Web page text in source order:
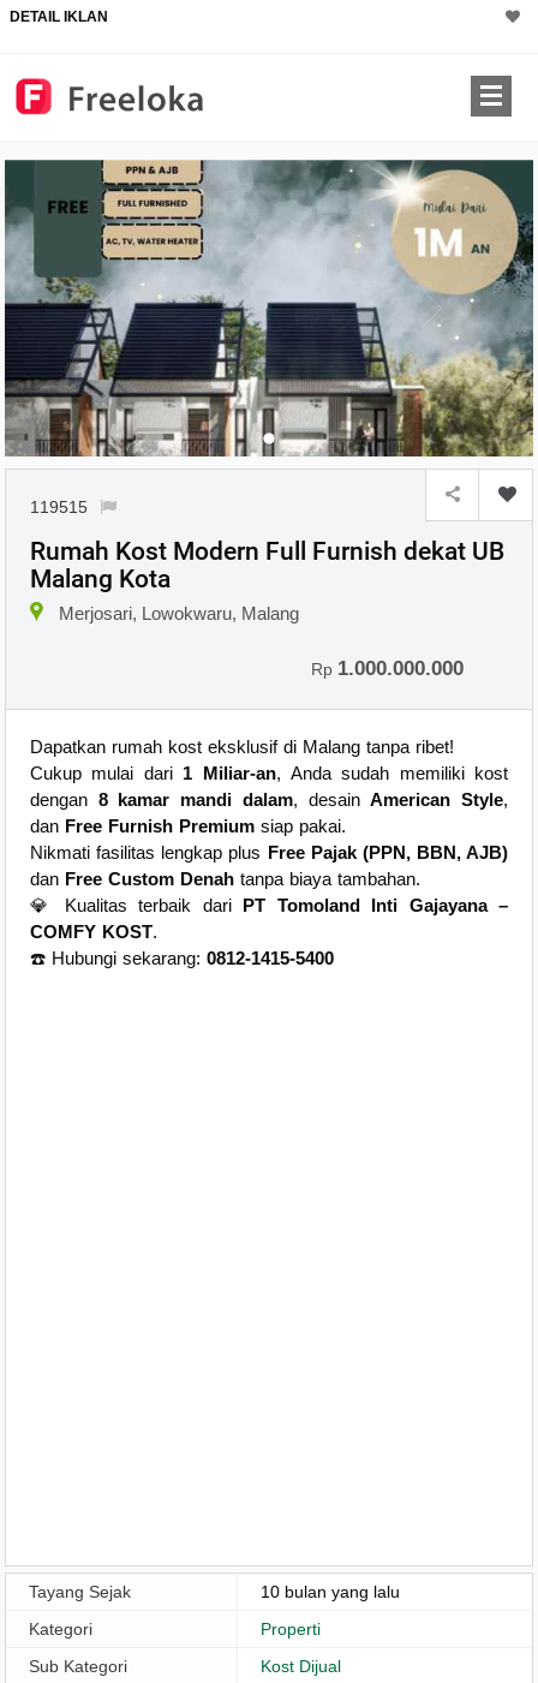
DETAIL IKLAN
119515
Rumah Kost Modern Full Furnish dekat UB
Malang Kota
Merjosari, Lowokwaru, Malang
Rp 1.000.000.000
Dapatkan rumah kost eksklusif di Malang tanpa ribet!
Cukup mulai dari 1 Miliar-an, Anda sudah memiliki kost
dengan 8 kamar mandi dalam, desainAmerican Style,
dan Free Furnish Premiumsiap pakai.
Nikmati fasilitas lengkap plus Free Pajak (PPN, BBN, AJB)
dan Free Custom Denahtanpa biaya tambahan.
💎 Kualitas terbaik dari PT Tomoland Inti Gajayana –
COMFY KOST.
☎️ Hubungi sekarang: 0812-1415-5400
Tayang Sejak
10 bulan yang lalu
Kategori
Properti
Sub Kategori
Kost Dijual